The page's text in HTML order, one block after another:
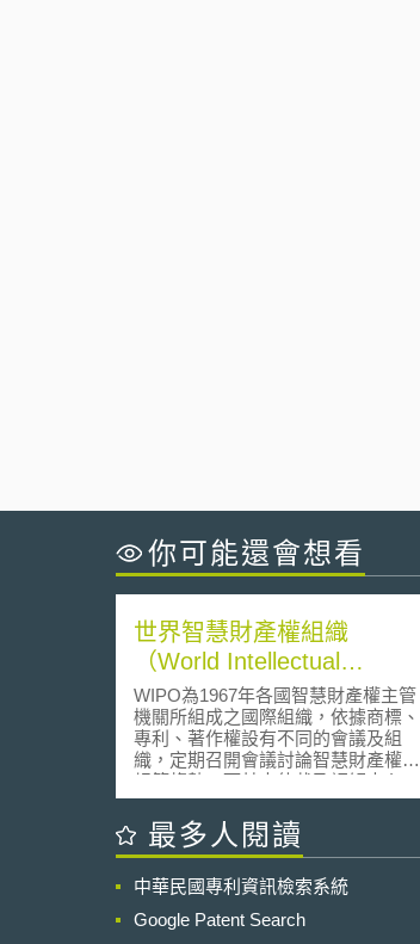
你可能還會想看
世界智慧財產權組織
（World Intellectual
Property
Organization,WIPO）
WIPO為1967年各國智慧財產權主管
機關所組成之國際組織，依據商標、
專利、著作權設有不同的會議及組
織，定期召開會議討論智慧財產權的
規範趨勢，而其中仲裁及調解中心
（Arbitration and Mediation Center）
為ICANN所指定之網域名稱爭議處理
機構之一，受理有關gTLD與ccTLD域
最多人閱讀
中華民國專利資訊檢索系統
Google Patent Search